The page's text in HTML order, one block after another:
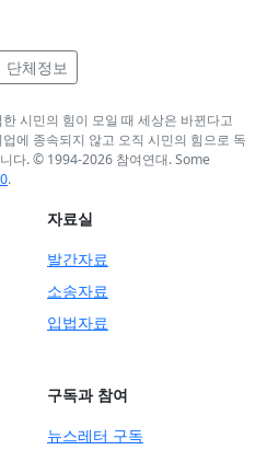
단체정보
시민의 힘이 모일 때 세상은 바뀐다고
에 종속되지 않고 오직 시민의 힘으로 독
다. © 1994-2026 참여연대. Some
.
자료실
발간자료
소송자료
입법자료
구독과 참여
뉴스레터 구독